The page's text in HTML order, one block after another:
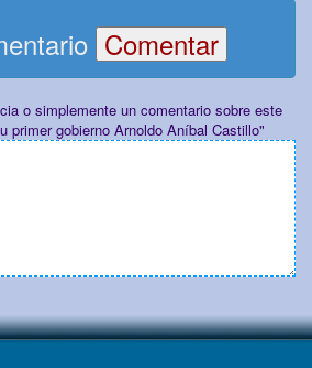
o simplemente un comentario sobre este
primer gobierno Arnoldo Aníbal Castillo"